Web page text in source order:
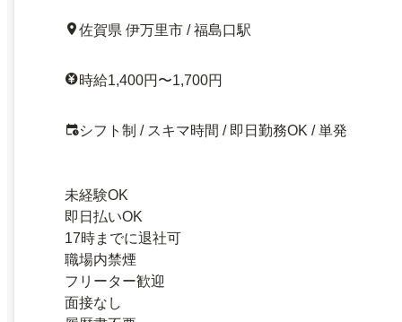
佐賀県 伊万里市 / 福島口駅
時給1,400円〜1,700円
シフト制 / スキマ時間 / 即日勤務OK / 単発
未経験OK
即日払いOK
17時までに退社可
職場内禁煙
フリーター歓迎
面接なし